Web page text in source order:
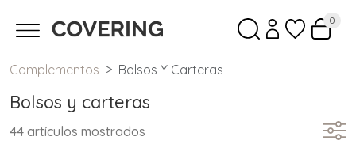
0
Complementos Bolsos Y Carteras
Bolsos y carteras
44 artículos mostrados